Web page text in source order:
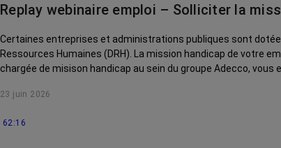
Replay webinaire emploi – Solliciter la
Certaines entreprises et administrations publiques sont
Ressources Humaines (DRH). La mission handicap de votre employeur peut vous accompagner vers une reprise du travail en toute sérénité après un long arrêt maladie. Tamara Velcek, psychologue du travail et
chargée de misison handicap au sein du groupe Adecco, vous
23 juin 2026
62:16